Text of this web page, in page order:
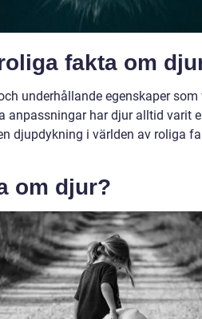
fakta om
underhållande egenskaper
anpassningar har djur alltid varit
djupdykning i världen av roliga
om djur?